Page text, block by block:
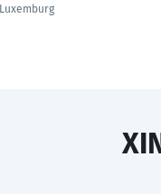
Luxemburg